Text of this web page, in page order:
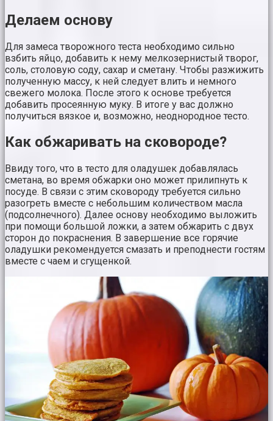
Делаем основу
Для замеса творожного теста необходимо сильно
взбить яйцо, добавить к нему мелкозернистый творог,
соль, столовую соду, сахар и сметану. Чтобы разжижить
полученную массу, к ней следует влить и немного
свежего молока. После этого к основе требуется
добавить просеянную муку. В итоге у вас должно
получиться вязкое и, возможно, неоднородное тесто.
Как обжаривать на сковороде?
Ввиду того, что в тесто для оладушек добавлялась
сметана, во время обжарки оно может прилипнуть к
посуде. В связи с этим сковороду требуется сильно
разогреть вместе с небольшим количеством масла
(подсолнечного). Далее основу необходимо выложить
при помощи большой ложки, а затем обжарить с двух
сторон до покраснения. В завершение все горячие
оладушки рекомендуется смазать и преподнести гостям
вместе с чаем и сгущенкой.